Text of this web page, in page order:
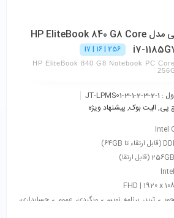
لپ تاپ 14 اینچی اچ پی مدل HP EliteBook 840 G8 Core
i7-
256 | 16 | i7
HP EliteBook 840 G8 Notebook PC
:
JT-LPMS01-3-1-2-3-2-1
پی, الیت بوک, پیشنهاد ویژه
ترید، برنامه نویسی، وبگردی، عمومی، حسابداری،